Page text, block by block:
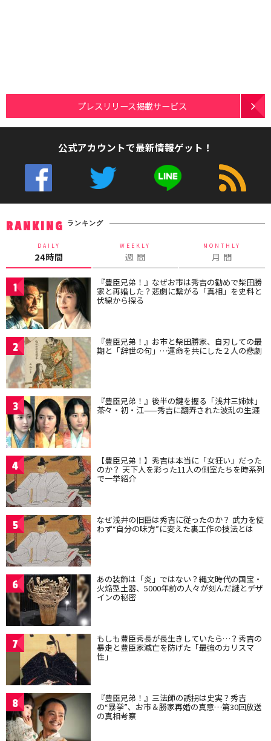
プレスリリース掲載サービス
公式アカウントで最新情報ゲット！
RANKING ランキング
DAILY
24時間
WEEKLY
週 間
MONTHLY
月 間
1 『豊臣兄弟！』なぜお市は秀吉の勧めで柴田勝
家と再婚した？悲劇に繋がる「真相」を史料と
伏線から探る
2 『豊臣兄弟！』お市と柴田勝家、自刃しての最
期と「辞世の句」…運命を共にした２人の悲劇
3 『豊臣兄弟！』後半の鍵を握る「浅井三姉妹」
茶々・初・江——秀吉に翻弄された波乱の生涯
4 【豊臣兄弟！】秀吉は本当に「女狂い」だった
のか？ 天下人を彩った11人の側室たちを時系列
で一挙紹介
5 なぜ浅井の旧臣は秀吉に従ったのか？ 武力を使
わず“自分の味方”に変えた裏工作の技法とは
6 あの装飾は「炎」ではない？縄文時代の国宝・
火焔型土器、5000年前の人々が刻んだ謎とデザ
インの秘密
7 もしも豊臣秀長が長生きしていたら…？秀吉の
暴走と豊臣家滅亡を防げた「最強のカリスマ
性」
8 『豊臣兄弟！』三法師の誘拐は史実？秀吉
の“暴挙”、お市＆勝家再婚の真意…第30回放送
の真相考察